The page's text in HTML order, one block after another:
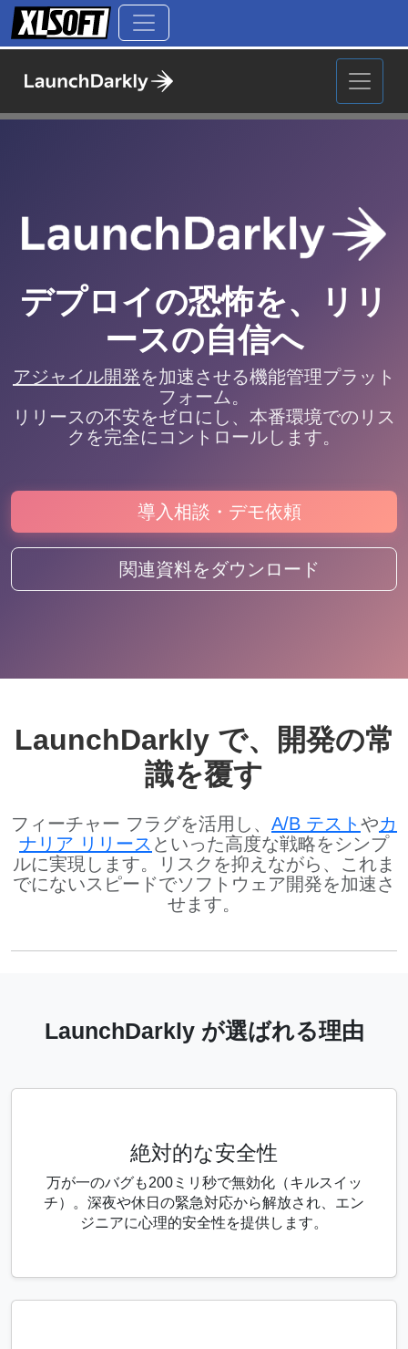
デプロイの恐怖を、リリ
ースの自信へ
アジャイル開発を加速させる機能管理プラット
フォーム。
リリースの不安をゼロにし、本番環境でのリス
クを完全にコントロールします。
導入相談・デモ依頼
関連資料をダウンロード
LaunchDarkly で、開発の常
識を覆す
フィーチャー フラグを活用し、 A/B テスト やカ
ナリア リリース といった高度な戦略をシンプ
ルに実現します。リスクを抑えながら、これま
でにないスピードでソフトウェア開発を加速さ
せます。
LaunchDarkly が選ばれる理由
絶対的な安全性
万が一のバグも200ミリ秒で無効化（キルスイッ
チ）。深夜や休日の緊急対応から解放され、エン
ジニアに心理的安全性を提供します。